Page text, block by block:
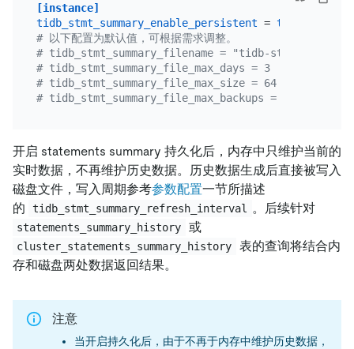
[instance]
tidb_stmt_summary_enable_persistent = true
# 以下配置为默认值，可根据需求调整。
# tidb_stmt_summary_filename = "tidb-
# tidb_stmt_summary_file_max_days = 3
# tidb_stmt_summary_file_max_size = 64 # MiB
# tidb_stmt_summary_file_max_backups = 0
开启 statements summary 持久化后，内存中只维护当前的
实时数据，不再维护历史数据。历史数据生成后直接被写入
磁盘文件，写入周期参考参数配置一节所描述
的
tidb_stmt_summary_refresh_interval 。后续针对
statements_summary_history 或
cluster_statements_summary_history
表的查询将结合内
存和磁盘两处数据返回结果。
注意
当开启持久化后，由于不再于内存中维护历史数据，